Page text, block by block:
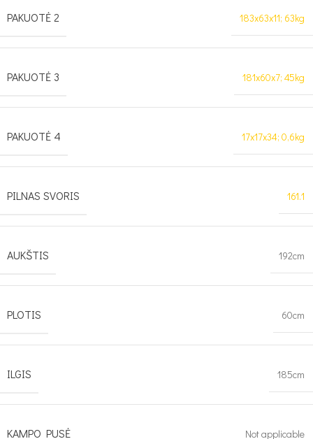
PAKUOTĖ 2 183x63x11; 63kg
PAKUOTĖ 3 181x60x7; 45kg
PAKUOTĖ 4 17x17x34; 0,6kg
PILNAS SVORIS 161.1
AUKŠTIS 192cm
PLOTIS 60cm
ILGIS 185cm
KAMPO PUSĖ Not applicable